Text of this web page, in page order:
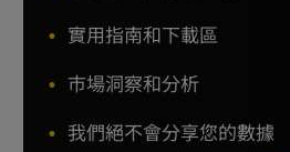
實用指南和下載區
市場洞察和分析
我們絕不會分享您的數據